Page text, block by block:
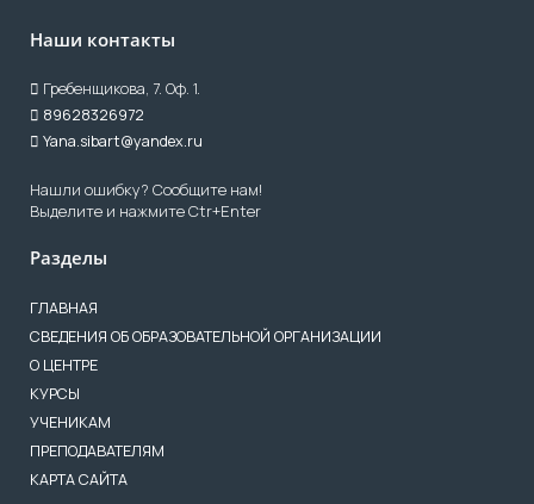
Наши контакты
Гребенщикова, 7. Оф. 1.
89628326972
Yana.sibart@yandex.ru
Нашли ошибку? Сообщите нам!
Выделите и нажмите Ctr+Enter
Разделы
ГЛАВНАЯ
СВЕДЕНИЯ ОБ ОБРАЗОВАТЕЛЬНОЙ ОРГАНИЗАЦИИ
О ЦЕНТРЕ
КУРСЫ
УЧЕНИКАМ
ПРЕПОДАВАТЕЛЯМ
КАРТА САЙТА